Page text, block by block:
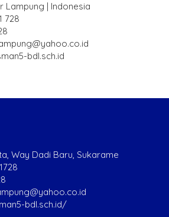
Lampung | Indonesia
728
bdl.sch.id
Way Dadi Baru, Sukarame
bdl.sch.id/